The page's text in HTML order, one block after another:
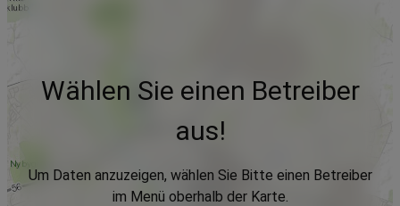
Wählen Sie einen Betreiber
aus!
Um Daten anzuzeigen, wählen Sie Bitte einen Betreiber
im Menü oberhalb der Karte.